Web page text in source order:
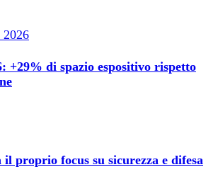
+29% di spazio espositivo rispetto
proprio focus su sicurezza e difesa